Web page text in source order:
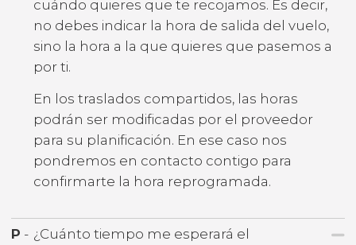
cuándo quieres que te recojamos. Es decir,
no debes indicar la hora de salida del vuelo,
sino la hora a la que quieres que pasemos a
por ti.
En los traslados compartidos, las horas
podrán ser modificadas por el proveedor
para su planificación. En ese caso nos
pondremos en contacto contigo para
confirmarte la hora reprogramada.
P - ¿Cuánto tiempo me esperará el